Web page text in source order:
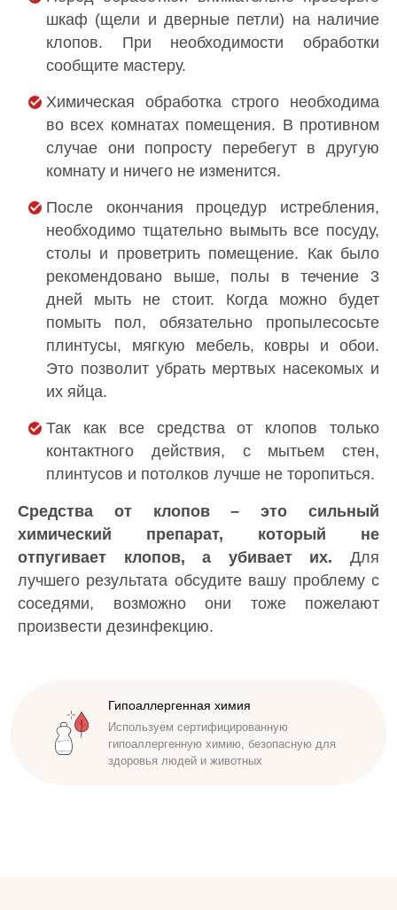
шкаф (щели и дверные петли) на наличие
клопов. При необходимости обработки
сообщите мастеру.
Химическая обработка строго необходима
во всех комнатах помещения. В противном
случае они попросту перебегут в другую
комнату и ничего не изменится.
После окончания процедур истребления,
необходимо тщательно вымыть все посуду,
столы и проветрить помещение. Как было
рекомендовано выше, полы в течение 3
дней мыть не стоит. Когда можно будет
помыть пол, обязательно пропылесосьте
плинтусы, мягкую мебель, ковры и обои.
Это позволит убрать мертвых насекомых и
их яйца.
Так как все средства от клопов только
контактного действия, с мытьем стен,
плинтусов и потолков лучше не торопиться.
Средства от клопов – это сильный
химический препарат, который не
отпугивает клопов, а убивает их. Для
лучшего результата обсудите вашу проблему с
соседями, возможно они тоже пожелают
произвести дезинфекцию.
Доступная стоимость
Удобные способы оплаты. Наличный,
безналичный расчет. Работаем по договору
Гипоаллергенная химия
Используем сертифицированную
гипоаллергенную химию, безопасную для
здоровья людей и животных